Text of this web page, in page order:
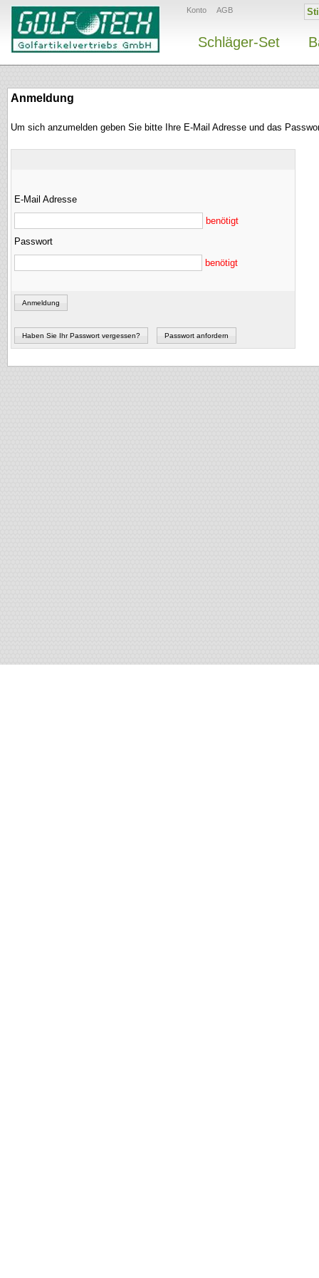
Konto AGB
Schläger-Set
Anmeldung
Um sich anzumelden geben Sie bitte Ihre E-Mail Adresse und das
E-Mail Adresse
benötigt
Passwort
benötigt
Anmeldung
Haben Sie Ihr Passwort vergessen? Passwort anfordern